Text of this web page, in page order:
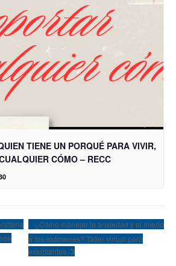
TIENE UN PORQUÉ PARA VIVIR,
CÓMO – RECC
¿Cómo manejar la ansiedad y el miedo
a los exámenes? Taller virtual para
estudiantes